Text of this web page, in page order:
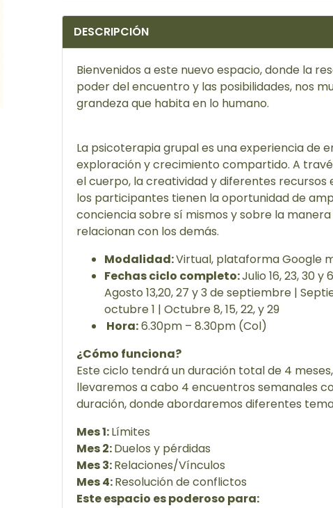
DESCRIPCIÓN
Bienvenidos a este nuevo espacio, donde la
poder del encuentro y las posibilidades, nos
grandeza que habita en lo humano.
La psicoterapia grupal es una experiencia de
exploración y crecimiento compartido. A
el cuerpo, la creatividad y diferentes recursos
los participantes tienen la oportunidad de
conciencia sobre sí mismos y sobre la manera
relacionan con los demás.
Modalidad:Virtual, plataforma Google
Fechas ciclo completo:Julio 16, 23, 30 y
Agosto 13,20, 27 y 3 de septiembre |
octubre 1 | Octubre 8, 15, 22, y 29
Hora:6.30pm – 8.30pm (Col)
¿Cómo funciona?
Este ciclo tendrá un duración total de 4
llevaremos a cabo 4 encuentros semanales
duración, donde abordaremos diferentes
Mes 1:Límites
Mes 2:Duelos y pérdidas
Mes 3:Relaciones/Vínculos
Mes 4:Resolución de conflictos
Este espacio es poderoso para: